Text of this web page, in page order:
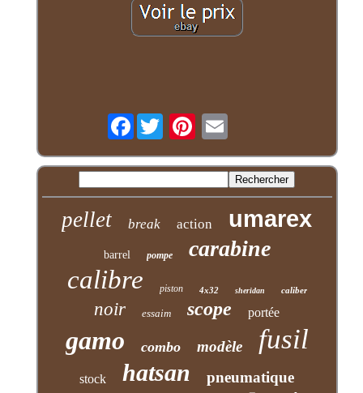
Facebook
pellet break action umarex
barrel pompe carabine
calibre piston 4x32 sheridan caliber
noir essaim scope portée
gamo combo modèle fusil
stock hatsan pneumatique